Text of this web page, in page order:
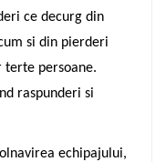
ce decurg din
si din pierderi
terte persoane.
raspunderi si
echipajului,